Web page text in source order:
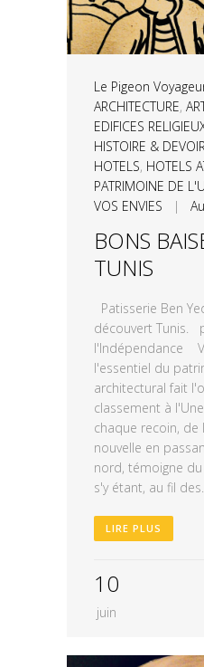
Le Pigeon
ARCHITECTURE,
EDIFICES
HISTOIRE &
HOTELS, HOTELS
PATRIMOINE DE
VOS ENVIES |
BONS
TUNIS
Patisserie Ben
découvert Tunis.
l'Indépendance
l'essentiel du
architectural fait
classement à
chaque recoin, de
nouvelle en
nord, témoigne
s'y étant, au fil
LIRE PLUS
10
juin